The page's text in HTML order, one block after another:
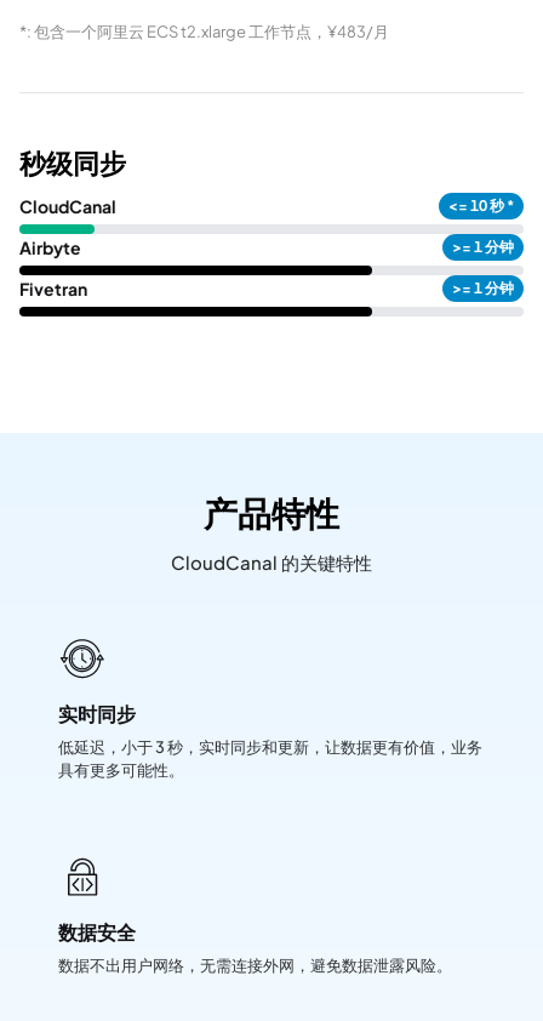
*: 包含一个阿里云 ECS t2.xlarge 工作节点，¥483/月
秒级同步
CloudCanal <= 10 秒 *
Airbyte >= 1 分钟
Fivetran >= 1 分钟
产品特性
CloudCanal 的关键特性
实时同步
低延迟，小于 3 秒，实时同步和更新，让数据更有价值，业务
具有更多可能性。
数据安全
数据不出用户网络，无需连接外网，避免数据泄露风险。